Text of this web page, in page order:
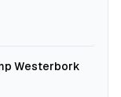
Westerbork